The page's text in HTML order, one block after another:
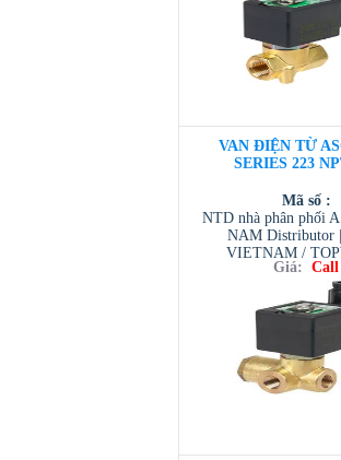
VAN ĐIỆN TỪ
SERIES 223
Mã số :
NTD nhà phân phối
NAM Distributor
VIETNAM /
VIETNAM /
/ TESCOM
Giá: Call